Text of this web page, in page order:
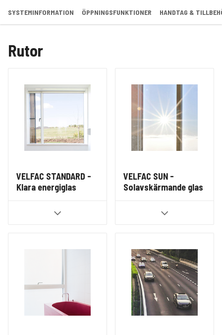
SYSTEMINFORMATION ÖPPNINGSFUNKTIONER HANDTAG &
Rutor
VELFAC STANDARD -
Klara energiglas
VELFAC SUN -
Solavskärmande glas